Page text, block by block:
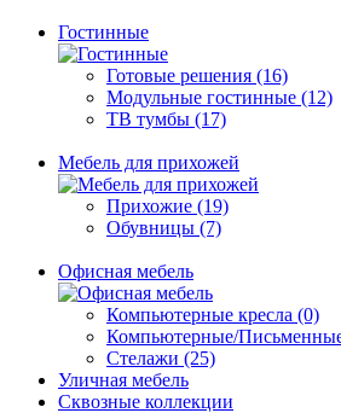
Гостинные
Готовые решения (16)
Модульные гостинные (12)
ТВ тумбы (17)
Мебель для прихожей
Прихожие (19)
Обувницы (7)
Офисная мебель
Компьютерные кресла (0)
Компьютерные/
Стелажи (25)
Уличная мебель
Сквозные коллекции